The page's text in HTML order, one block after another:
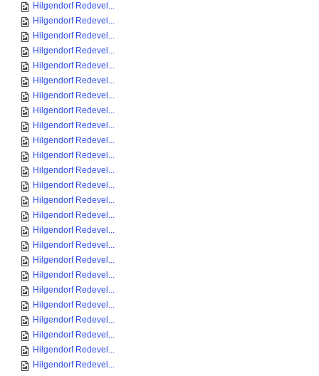
Hilgendorf Redevel...
Hilgendorf Redevel...
Hilgendorf Redevel...
Hilgendorf Redevel...
Hilgendorf Redevel...
Hilgendorf Redevel...
Hilgendorf Redevel...
Hilgendorf Redevel...
Hilgendorf Redevel...
Hilgendorf Redevel...
Hilgendorf Redevel...
Hilgendorf Redevel...
Hilgendorf Redevel...
Hilgendorf Redevel...
Hilgendorf Redevel...
Hilgendorf Redevel...
Hilgendorf Redevel...
Hilgendorf Redevel...
Hilgendorf Redevel...
Hilgendorf Redevel...
Hilgendorf Redevel...
Hilgendorf Redevel...
Hilgendorf Redevel...
Hilgendorf Redevel...
Hilgendorf Redevel...